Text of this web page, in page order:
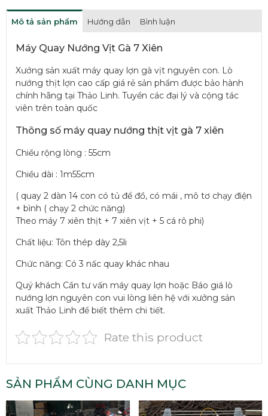
Mô tả sản phẩm Hướng dẫn Bình luận
Máy Quay Nướng Vịt Gà 7 Xiên
Xưởng sản xuất máy quay lợn gà vịt nguyên con. Lò
nướng thịt lợn cao cấp giá rẻ sản phẩm được bảo hành
chính hãng tại Thảo Linh. Tuyển các đại lý và cộng tác
viên trên toàn quốc
Thông số máy quay nướng thịt vịt gà 7 xiên
Chiều rộng lòng : 55cm
Chiều dài : 1m55cm
( quay 2 dàn 14 con có tủ để đồ, có mái , mô tơ chạy điện
+ bình ( chạy 2 chức năng)
Theo máy 7 xiên thịt + 7 xiên vịt + 5 cá rô phi)
Chất liệu: Tôn thép dày 2,5li
Chức năng: Có 3 nấc quay khác nhau
Quý khách Cần tư vấn máy quay lợn hoặc Báo giá lò
nướng lợn nguyên con vui lòng liên hệ với xưởng sản
xuất Thảo Linh để biết thêm chi tiết.
Rate this product
SẢN PHẨM CÙNG DANH MỤC